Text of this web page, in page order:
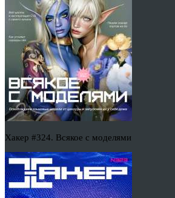
Хакер #324. Всякое с моделями